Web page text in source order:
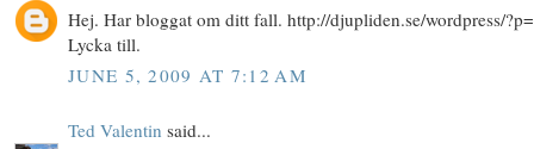
Hej. Har bloggat om ditt fall. http://djupliden.se/wordpress/
Lycka till.
JUNE 5, 2009 AT 7:12 AM
Ted Valentin said...